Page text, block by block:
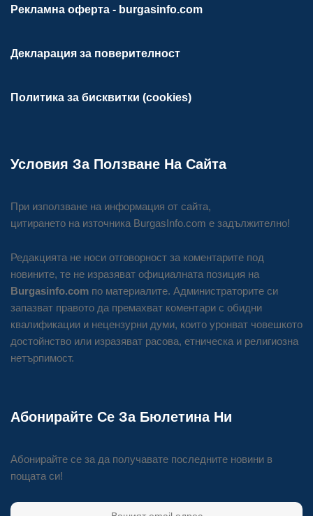
Рекламна оферта - burgasinfo.com
Декларация за поверителност
Политика за бисквитки (cookies)
Условия За Ползване На Сайта
При използване на информация от сайта,
цитирането на източника BurgasInfo.com е задължително!
Редакцията не носи отговорност за коментарите под
новините, те не изразяват официалната позиция на
Burgasinfo.com по материалите. Администраторите си
запазват правото да премахват коментари с обидни
квалификации и нецензурни думи, които уронват човешкото
достойнство или изразяват расова, етническа и религиозна
нетърпимост.
Абонирайте Се За Бюлетина Ни
Абонирайте се за да получавате последните новини в
пощата си!